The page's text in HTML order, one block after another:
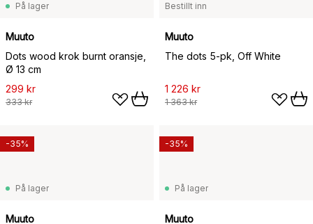
På lager
Muuto
Dots wood krok burnt oransje,
Ø 13 cm
299 kr
333 kr
Bestillt inn
Muuto
The dots 5-pk, Off White
1 226 kr
1 363 kr
På lager
Muuto
-35%
På lager
Muuto
-35%